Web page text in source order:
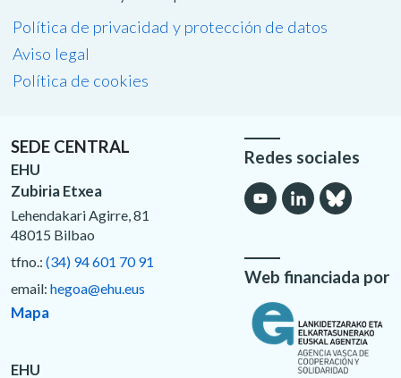
Política de privacidad y protección de datos
Aviso legal
Política de cookies
SEDE CENTRAL
EHU
Zubiria Etxea
Lehendakari Agirre, 81
48015 Bilbao
tfno.: (34) 94 601 70 91
email: hegoa@ehu.eus
Mapa
EHU
Redes sociales
Web financiada por